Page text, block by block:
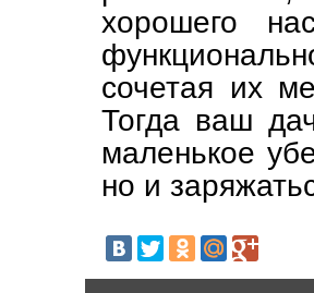
хорошего
сочетая их
Тогда ваш
маленькое
но и